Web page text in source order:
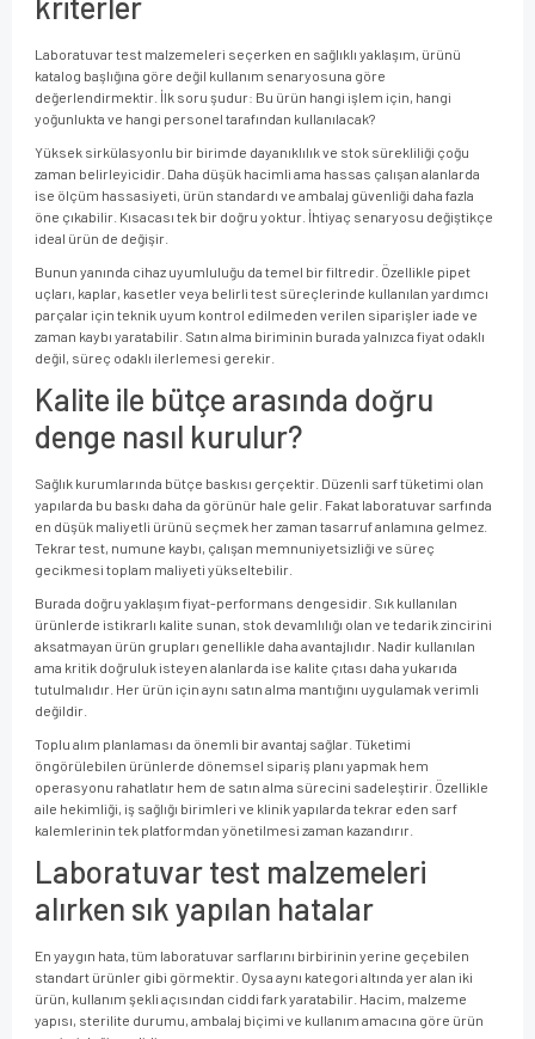
Laboratuvar test malzemeleri seçerken en sağlıklı yaklaşım, ürünü
katalog başlığına göre değil kullanım senaryosuna göre
değerlendirmektir. İlk soru şudur: Bu ürün hangi işlem için, hangi
yoğunlukta ve hangi personel tarafından kullanılacak?
Yüksek sirkülasyonlu bir birimde dayanıklılık ve stok sürekliliği çoğu
zaman belirleyicidir. Daha düşük hacimli ama hassas çalışan alanlarda
ise ölçüm hassasiyeti, ürün standardı ve ambalaj güvenliği daha fazla
öne çıkabilir. Kısacası tek bir doğru yoktur. İhtiyaç senaryosu değiştikçe
ideal ürün de değişir.
Bunun yanında cihaz uyumluluğu da temel bir filtredir. Özellikle pipet
uçları, kaplar, kasetler veya belirli test süreçlerinde kullanılan yardımcı
parçalar için teknik uyum kontrol edilmeden verilen siparişler iade ve
zaman kaybı yaratabilir. Satın alma biriminin burada yalnızca fiyat odaklı
değil, süreç odaklı ilerlemesi gerekir.
Kalite ile bütçe arasında doğru
denge nasıl kurulur?
Sağlık kurumlarında bütçe baskısı gerçektir. Düzenli sarf tüketimi olan
yapılarda bu baskı daha da görünür hale gelir. Fakat laboratuvar sarfında
en düşük maliyetli ürünü seçmek her zaman tasarruf anlamına gelmez.
Tekrar test, numune kaybı, çalışan memnuniyetsizliği ve süreç
gecikmesi toplam maliyeti yükseltebilir.
Burada doğru yaklaşım fiyat-performans dengesidir. Sık kullanılan
ürünlerde istikrarlı kalite sunan, stok devamlılığı olan ve tedarik zincirini
aksatmayan ürün grupları genellikle daha avantajlıdır. Nadir kullanılan
ama kritik doğruluk isteyen alanlarda ise kalite çıtası daha yukarıda
tutulmalıdır. Her ürün için aynı satın alma mantığını uygulamak verimli
değildir.
Toplu alım planlaması da önemli bir avantaj sağlar. Tüketimi
öngörülebilen ürünlerde dönemsel sipariş planı yapmak hem
operasyonu rahatlatır hem de satın alma sürecini sadeleştirir. Özellikle
aile hekimliği, iş sağlığı birimleri ve klinik yapılarda tekrar eden sarf
kalemlerinin tek platformdan yönetilmesi zaman kazandırır.
Laboratuvar test malzemeleri
alırken sık yapılan hatalar
En yaygın hata, tüm laboratuvar sarflarını birbirinin yerine geçebilen
standart ürünler gibi görmektir. Oysa aynı kategori altında yer alan iki
ürün, kullanım şekli açısından ciddi fark yaratabilir. Hacim, malzeme
yapısı, sterilite durumu, ambalaj biçimi ve kullanım amacına göre ürün